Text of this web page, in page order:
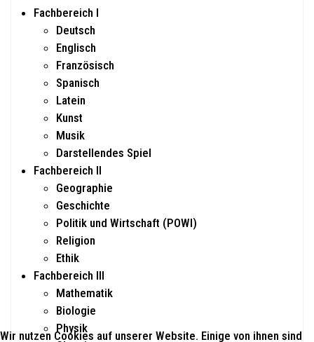
Fachbereich I
Deutsch
Englisch
Französisch
Spanisch
Latein
Kunst
Musik
Darstellendes Spiel
Fachbereich II
Geographie
Geschichte
Politik und Wirtschaft (POWI)
Religion
Ethik
Fachbereich III
Mathematik
Biologie
Physik
Wir nutzen Cookies auf unserer Website. Einige von ihnen sind